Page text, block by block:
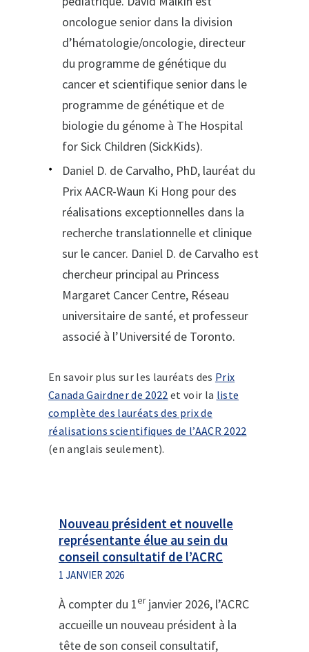
oncologue senior dans la division
d’hématologie/oncologie, directeur
du programme de génétique du
cancer et scientifique senior dans le
programme de génétique et de
biologie du génome à The Hospital
for Sick Children (SickKids).
Daniel D. de Carvalho, PhD, lauréat du
Prix AACR-Waun Ki Hong pour des
réalisations exceptionnelles dans la
recherche translationnelle et clinique
sur le cancer. Daniel D. de Carvalho est
chercheur principal au Princess
Margaret Cancer Centre, Réseau
universitaire de santé, et professeur
associé à l’Université de Toronto.
En savoir plus sur les lauréats des Prix
Canada Gairdner de 2022 et voir la liste
complète des lauréats des prix de
réalisations scientifiques de l’AACR 2022
(en anglais seulement).
Nouveau président et nouvelle
représentante élue au sein du
conseil consultatif de l’ACRC
1 JANVIER 2026
À compter du 1erjanvier 2026, l’ACRC
accueille un nouveau président à la
tête de son conseil consultatif,